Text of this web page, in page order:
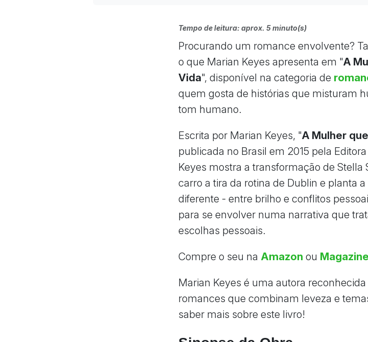
Tempo de leitura: aprox. 5 minuto(s)
Procurando um romance envolvente?
o que Marian Keyes apresenta em "A
Vida", disponível na categoria de
quem gosta de histórias que misturam
tom humano.
Escrita por Marian Keyes, "A Mulher
publicada no Brasil em 2015 pela
Keyes mostra a transformação de
carro a tira da rotina de Dublin e planta
diferente - entre brilho e conflitos
para se envolver numa narrativa que
escolhas pessoais.
Compre o seu na Amazon ou Magazine
Marian Keyes é uma autora
romances que combinam leveza e
saber mais sobre este livro!